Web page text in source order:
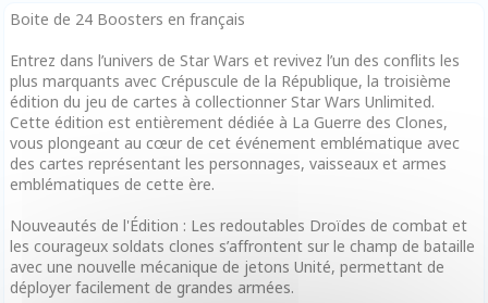
Boite de 24 Boosters en français
Entrez dans l’univers de Star Wars et revivez l’un des conflits les
plus marquants avec Crépuscule de la République, la troisième
édition du jeu de cartes à collectionner Star Wars Unlimited.
Cette édition est entièrement dédiée à La Guerre des Clones,
vous plongeant au cœur de cet événement emblématique avec
des cartes représentant les personnages, vaisseaux et armes
emblématiques de cette ère.
Nouveautés de l'Édition : Les redoutables Droïdes de combat et
les courageux soldats clones s’affrontent sur le champ de bataille
avec une nouvelle mécanique de jetons Unité, permettant de
déployer facilement de grandes armées.